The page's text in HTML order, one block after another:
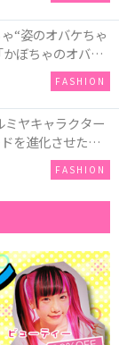
“姿のオバケちゃ
ぼちゃのオバケ
pot CAFE.では
」も登場
FASHION
ミヤキャラクター
を進化させた新
FASHION